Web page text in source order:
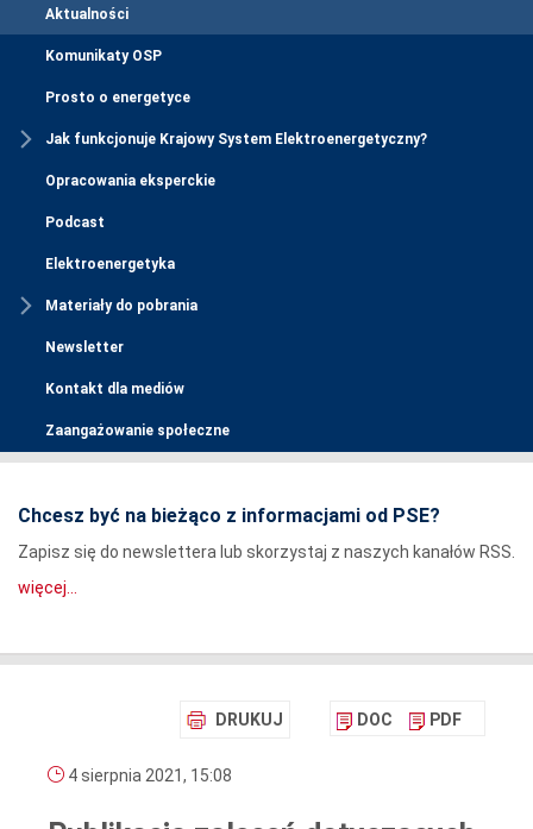
Aktualności
Komunikaty OSP
Prosto o energetyce
Jak funkcjonuje Krajowy System Elektroenergetyczny?
Opracowania eksperckie
Podcast
Elektroenergetyka
Materiały do pobrania
Newsletter
Kontakt dla mediów
Zaangażowanie społeczne
Chcesz być na bieżąco z informacjami od PSE?
Zapisz się do newslettera lub skorzystaj z naszych kanałów RSS.
więcej...
DRUKUJ DOC PDF
4 sierpnia 2021, 15:08